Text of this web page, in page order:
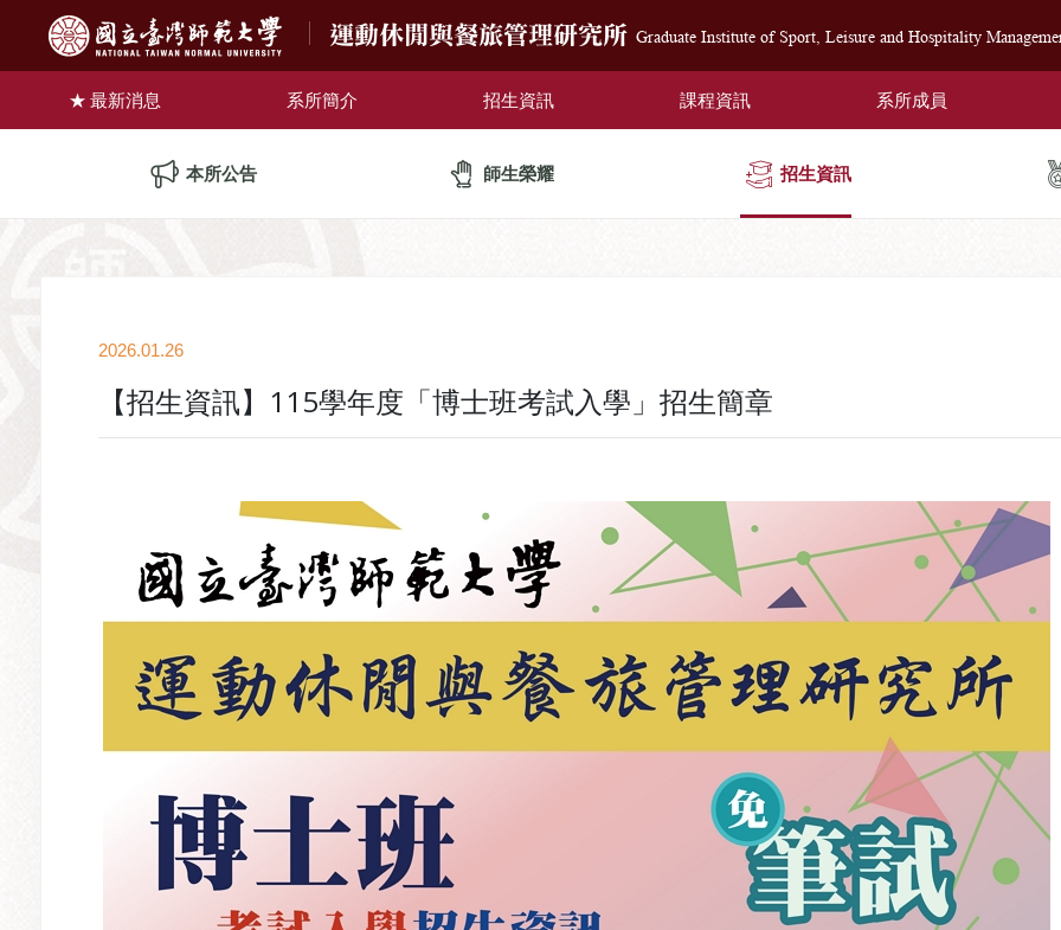
運動休閒與餐旅管理研究所 Graduate Institute of Sport, Leisure and Hospitality
最新消息 系所簡介 招生資訊 課程資訊 系所成員
本所公告 師生榮耀 招生資訊
2026.01.26
【招生資訊】115學年度「博士班考試入學」招生簡章